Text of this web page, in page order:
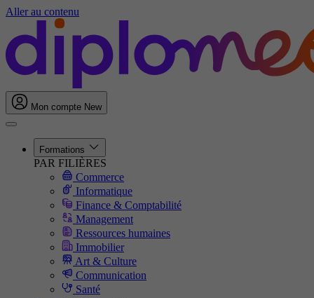
Aller au contenu
Mon compte New
Formations
PAR FILIÈRES
Commerce
Informatique
Finance & Comptabilité
Management
Ressources humaines
Immobilier
Art & Culture
Communication
Santé